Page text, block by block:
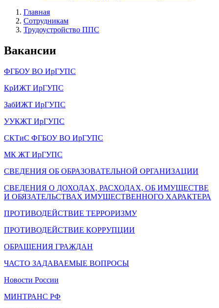
Главная
Сотрудникам
Трудоустройство ППС
Вакансии
ФГБОУ ВО ИрГУПС
КрИЖТ ИрГУПС
ЗабИЖТ ИрГУПС
УУКЖТ ИрГУПС
СКТиС ФГБОУ ВО ИрГУПС
МК ЖТ ИрГУПС
СВЕДЕНИЯ ОБ ОБРАЗОВАТЕЛЬНОЙ ОРГАНИЗАЦИИ
СВЕДЕНИЯ О ДОХОДАХ, РАСХОДАХ, ОБ ИМУЩЕСТВЕ
И ОБЯЗАТЕЛЬСТВАХ ИМУЩЕСТВЕННОГО ХАРАКТЕРА
ПРОТИВОДЕЙСТВИЕ ТЕРРОРИЗМУ
ПРОТИВОДЕЙСТВИЕ КОРРУПЦИИ
ОБРАЩЕНИЯ ГРАЖДАН
ЧАСТО ЗАДАВАЕМЫЕ ВОПРОСЫ
Новости России
МИНТРАНС РФ